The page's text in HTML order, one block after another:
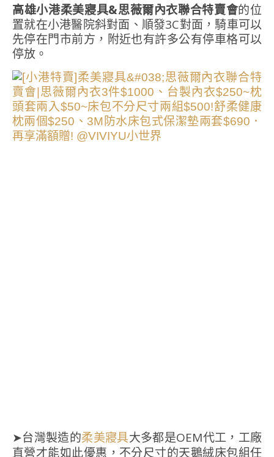
高雄小港柔美寢具&思薇爾內衣聯合特賣會的位
置就在小港醫院斜對面、順發3C對面，騎車可以
先停在門市前方，附近也有許多公有停車格可以
停放。
➤台灣製造的柔美寢具大多都是OEM代工，工廠
直營才能如此優惠，不分尺寸的天鵝絨床包組任